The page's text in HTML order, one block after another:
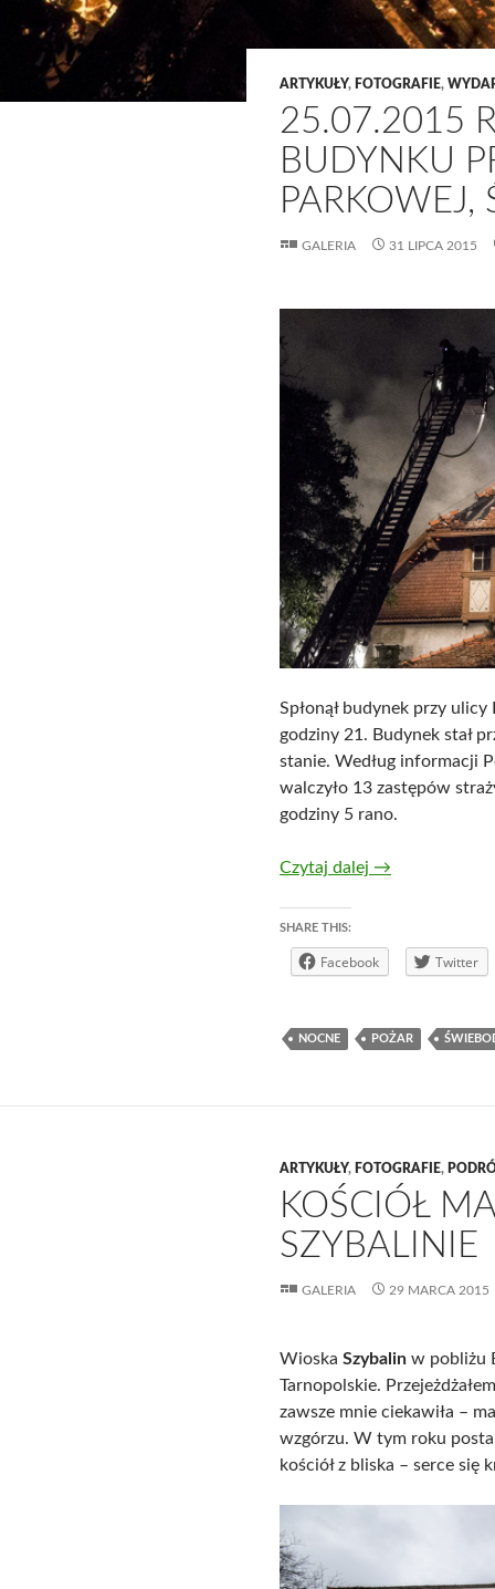
ARTYKUŁY, FOTOGRAFIE,
25.07.2015
BUDYNKU
PARKOWEJ,
GALERIA 31 LIPCA 2015
Spłonął budynek przy
godziny 21. Budynek stał
stanie. Według informacji
walczyło 13 zastępów
godziny 5 rano.
Czytaj dalej 25.07.2015 r.
→
SHARE THIS:
Facebook Twitter
NOCNE POŻAR
ARTYKUŁY, FOTOGRAFIE,
KOŚCIÓŁ
SZYBALINIE
GALERIA 29 MARCA 2015
Wioska Szybalin w pobliżu
Tarnopolskie.
zawsze mnie ciekawiła –
wzgórzu. W tym roku
kościół z bliska – serce się